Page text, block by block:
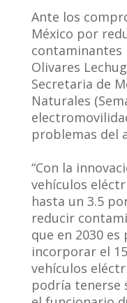
Ante los
México por
contaminantes
Olivares
Secretaria de
Naturales
problemas del
“Con la
vehículos
hasta un 3.5
reducir
que en 2030
incorporar el
vehículos
podría tenerse